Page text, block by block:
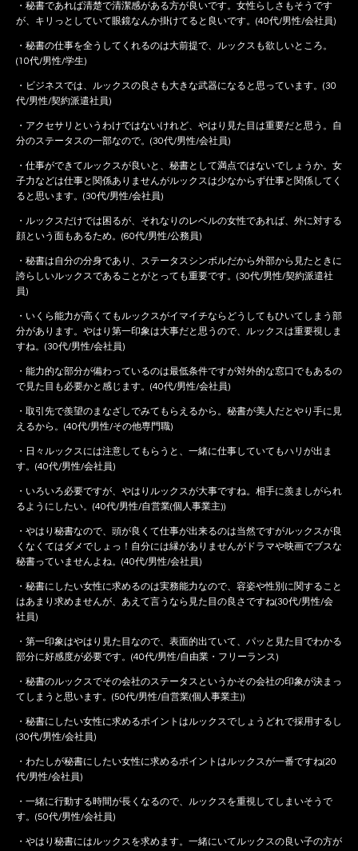
・秘書であれば清楚で清潔感がある方が良いです。女性らしさもそうです
が、キリっとしていて眼鏡なんか掛けてると良いです。(40代/男性/会社員)
・秘書の仕事を全うしてくれるのは大前提で、ルックスも欲しいところ。
(10代/男性/学生)
・ビジネスでは、ルックスの良さも大きな武器になると思っています。(30
代/男性/契約派遣社員)
・アクセサリというわけではないけれど、やはり見た目は重要だと思う。自
分のステータスの一部なので。(30代/男性/会社員)
・仕事ができてルックスが良いと、秘書として満点ではないでしょうか。女
子力などは仕事と関係ありませんがルックスは少なからず仕事と関係してく
ると思います。(30代/男性/会社員)
・ルックスだけでは困るが、それなりのレベルの女性であれば、外に対する
顔という面もあるため。(60代/男性/公務員)
・秘書は自分の分身であり、ステータスシンボルだから外部から見たときに
誇らしいルックスであることがとっても重要です。(30代/男性/契約派遣社
員)
・いくら能力が高くてもルックスがイマイチならどうしてもひいてしまう部
分があります。やはり第一印象は大事だと思うので、ルックスは重要視しま
すね。(30代/男性/会社員)
・能力的な部分が備わっているのは最低条件ですが対外的な窓口でもあるの
で見た目も必要かと感じます。(40代/男性/会社員)
・取引先で羨望のまなざしでみてもらえるから。秘書が美人だとやり手に見
えるから。(40代/男性/その他専門職)
・日々ルックスには注意してもらうと、一緒に仕事していてもハリが出ま
す。(40代/男性/会社員)
・いろいろ必要ですが、やはりルックスが大事ですね。相手に羨ましがられ
るようにしたい。(40代/男性/自営業(個人事業主))
・やはり秘書なので、頭が良くて仕事が出来るのは当然ですがルックスが良
くなくてはダメでしょっ！自分には縁がありませんがドラマや映画でブスな
秘書っていませんよね。(40代/男性/会社員)
・秘書にしたい女性に求めるのは実務能力なので、容姿や性別に関すること
はあまり求めませんが、あえて言うなら見た目の良さですね(30代/男性/会
社員)
・第一印象はやはり見た目なので、表面的出ていて、パッと見た目でわかる
部分に好感度が必要です。(40代/男性/自由業・フリーランス)
・秘書のルックスでその会社のステータスというかその会社の印象が決まっ
てしまうと思います。(50代/男性/自営業(個人事業主))
・秘書にしたい女性に求めるポイントはルックスでしょうどれで採用するし
(30代/男性/会社員)
・わたしが秘書にしたい女性に求めるポイントはルックスが一番ですね(20
代/男性/会社員)
・一緒に行動する時間が長くなるので、ルックスを重視してしまいそうで
す。(50代/男性/会社員)
・やはり秘書にはルックスを求めます。一緒にいてルックスの良い子の方が